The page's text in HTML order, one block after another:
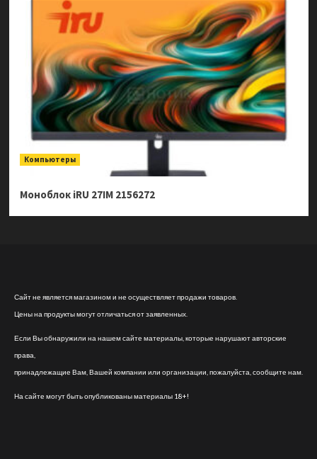
Компьютеры
Моноблок iRU 27IM 2156272
Сайт не является магазином и не осуществляет продажи товаров.
Цены на продукты могут отличаться от заявленных.
Если Вы обнаружили на нашем сайте материалы, которые нарушают авторские
права,
принадлежащие Вам, Вашей компании или организации, пожалуйста, сообщите нам.
На сайте могут быть опубликованы материалы 18+!